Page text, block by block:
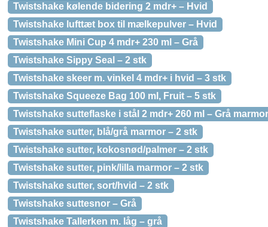
Twistshake kølende bidering 2 mdr+ – Hvid
Twistshake lufttæt box til mælkepulver – Hvid
Twistshake Mini Cup 4 mdr+ 230 ml – Grå
Twistshake Sippy Seal – 2 stk
Twistshake skeer m. vinkel 4 mdr+ i hvid – 3 stk
Twistshake Squeeze Bag 100 ml, Fruit – 5 stk
Twistshake sutteflaske i stål 2 mdr+ 260 ml – Grå marmor
Twistshake sutter, blå/grå marmor – 2 stk
Twistshake sutter, kokosnød/palmer – 2 stk
Twistshake sutter, pink/lilla marmor – 2 stk
Twistshake sutter, sort/hvid – 2 stk
Twistshake suttesnor – Grå
Twistshake Tallerken m. låg – grå